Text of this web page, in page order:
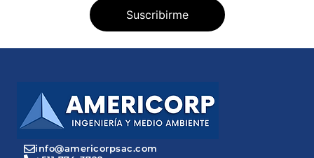
info@americorpsac.com